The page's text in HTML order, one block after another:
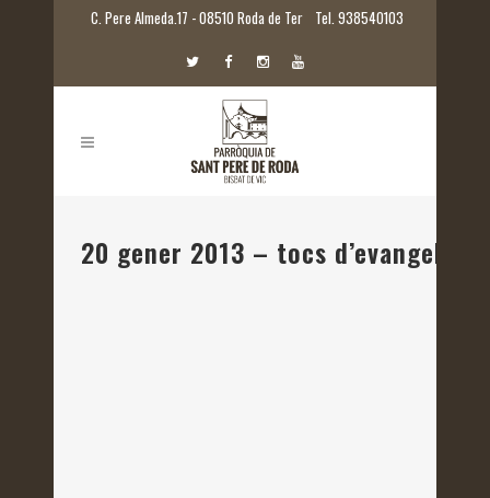
C. Pere Almeda.17 - 08510 Roda de Ter Tel. 938540103
20 gener 2013 – tocs d’evangeli: